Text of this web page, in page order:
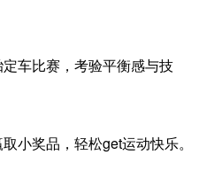
车比赛，考验平衡感与技
小奖品，轻松get运动快乐。